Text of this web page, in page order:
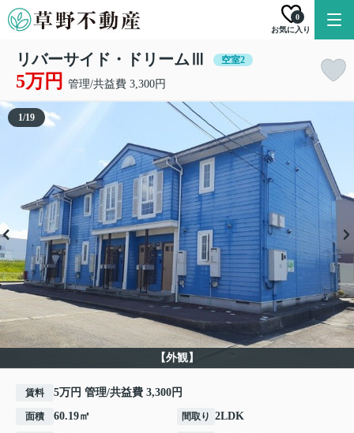
お気に入り
0
リバーサイド・ドリームⅢ 空室2
5万円 管理/共益費 3,300円
【外観】
1/19
賃料 5万円 管理/共益費 3,300円
面積 60.19㎡ 間取り 2LDK